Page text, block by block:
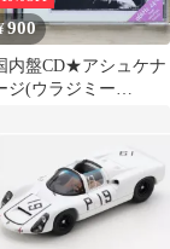
900
内盤CD★アシュケナ
ジ(ウラジミー
【POCL6009/498800523
3967】K01494